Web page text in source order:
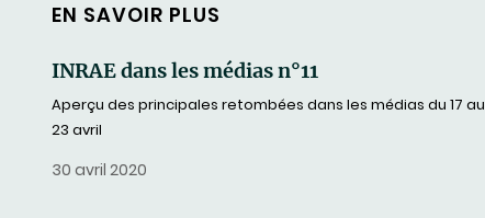
EN SAVOIR PLUS
INRAE dans les médias n°11
Aperçu des principales retombées dans les médias du 17 au
23 avril
30 avril 2020